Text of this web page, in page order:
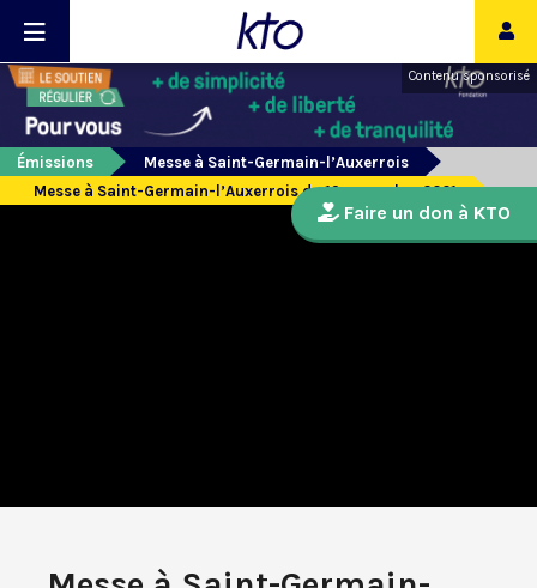
Contenu sponsorisé
Émissions
Messe à Saint-Germain-l’Auxerrois
Messe à Saint-Germain-l’Auxerrois du 19 novembre 2021
Faire un don à KTO